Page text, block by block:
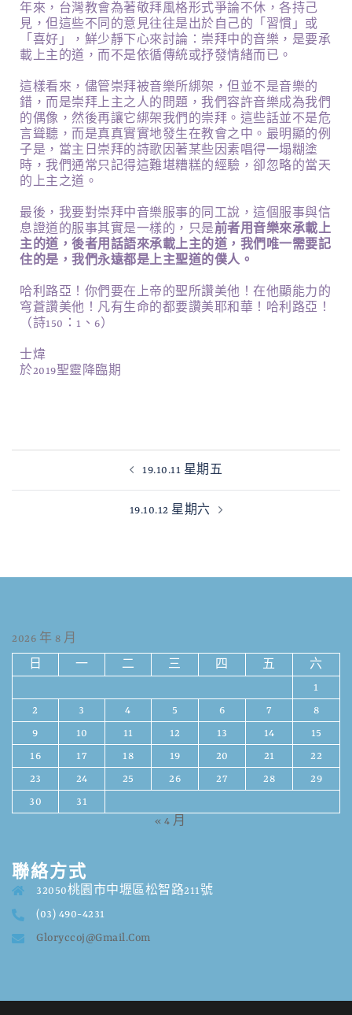
年來，台灣教會為著敬拜風格形式爭論不休，各持己
見，但這些不同的意見往往是出於自己的「習慣」或
「喜好」，鮮少靜下心來討論：崇拜中的音樂，是要承
載上主的道，而不是依循傳統或抒發情緒而已。
這樣看來，儘管崇拜被音樂所綁架，但並不是音樂的
錯，而是崇拜上主之人的問題，我們容許音樂成為我們
的偶像，然後再讓它綁架我們的崇拜。這些話並不是危
言聳聽，而是真真實實地發生在教會之中。最明顯的例
子是，當主日崇拜的詩歌因著某些因素唱得一塌糊塗
時，我們通常只記得這難堪糟糕的經驗，卻忽略的當天
的上主之道。
最後，我要對崇拜中音樂服事的同工說，這個服事與信
息證道的服事其實是一樣的，只是前者用音樂來承載上
主的道，後者用話語來承載上主的道，我們唯一需要記
住的是，我們永遠都是上主聖道的僕人。
哈利路亞！你們要在上帝的聖所讚美他！在他顯能力的
穹蒼讚美他！凡有生命的都要讚美耶和華！哈利路亞！
（詩150：1、6）
士煒
於2019聖靈降臨期
19.10.11 星期五
19.10.12 星期六
2026 年 8 月
日 一 二 三 四 五
六
1
2
3 4 5 6 7
8
9
10 11 12 13 14
15
16
17 18 19 20 21
22
23
24 25 26 27 28
29
30
31
« 4 月
聯絡方式
32050桃園市中壢區松智路211號
(03) 490-4231
Gloryccoj@gmail.com